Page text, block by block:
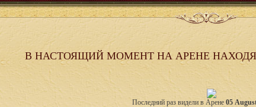
В НАСТОЯЩИЙ МОМЕНТ НА АРЕНЕ
Последний раз видели в Арене 05